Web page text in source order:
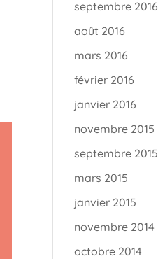
septembre 2016
août 2016
mars 2016
février 2016
janvier 2016
novembre 2015
septembre 2015
mars 2015
janvier 2015
novembre 2014
octobre 2014